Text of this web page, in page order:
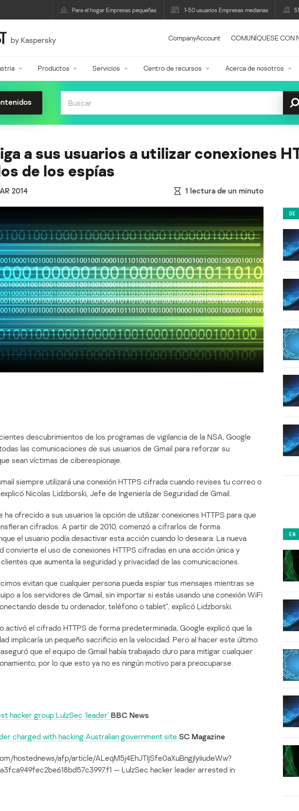
Para el hogar Empresas pequeñas 1-50 usuarios Empresas medianas
by Kaspersky CompanyAccount COMUNÍQUESE CON
Productos Servicios Centro de recursos Acerca de nosotros
a sus usuarios a utilizar conexiones
de los espías
2014 1 lectura de un minuto
descubrimientos de los programas de vigilancia de la NSA, Google
las comunicaciones de sus usuarios de Gmail para reforzar su
sean víctimas de ciberespionaje.
siempre utilizará una conexión HTTPS cifrada cuando revises tu correo o
Nicolas Lidzborski, Jefe de Ingeniería de Seguridad de Gmail.
ha ofrecido a sus usuarios la opción de utilizar conexiones HTTPS para que
cifrados. A partir de 2010, comenzó a cifrarlos de forma
el usuario podía desactivar esta acción cuando lo deseara. La nueva
convierte el uso de conexiones HTTPS cifradas en una acción única y
que aumenta la seguridad y privacidad de las comunicaciones.
evitan que cualquier persona pueda espiar tus mensajes mientras se
a los servidores de Gmail, sin importar si estás usando una conexión WiFi
desde tu ordenador, teléfono o tablet”, explicó Lidzborski.
activó el cifrado HTTPS de forma predeterminada, Google explicó que la
implicaría un pequeño sacrificio en la velocidad. Pero al hacer este último
que el equipo de Gmail había trabajado duro para mitigar cualquier
por lo que esto ya no es ningún motivo para preocuparse.
hacker group LulzSec ‘leader’ BBC News
charged with hacking Australian government site SC Magazine
hostednews/afp/article/ALeqM5j4EhJTIjSfe0aXuBngjlyIiudeWw?
— LulzSec hacker leader arrested in
DE
EN